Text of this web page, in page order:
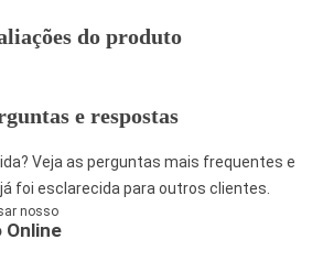
do produto
e respostas
Veja as perguntas mais frequentes e
foi esclarecida para outros clientes.
nosso
Online